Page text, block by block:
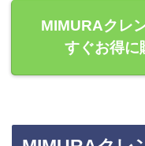
MIMURAクレ
すぐお得に